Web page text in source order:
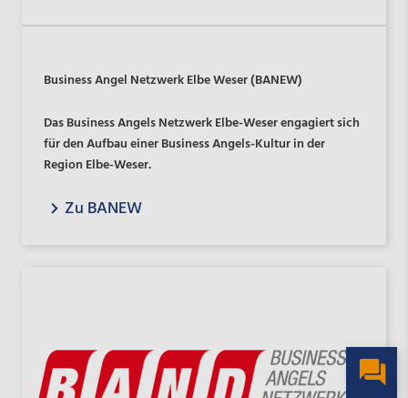
Business Angel Netzwerk Elbe Weser (BANEW)
Das Business Angels Netzwerk Elbe-Weser engagiert sich
für den Aufbau einer Business Angels-Kultur in der
Region Elbe-Weser.
Zu BANEW